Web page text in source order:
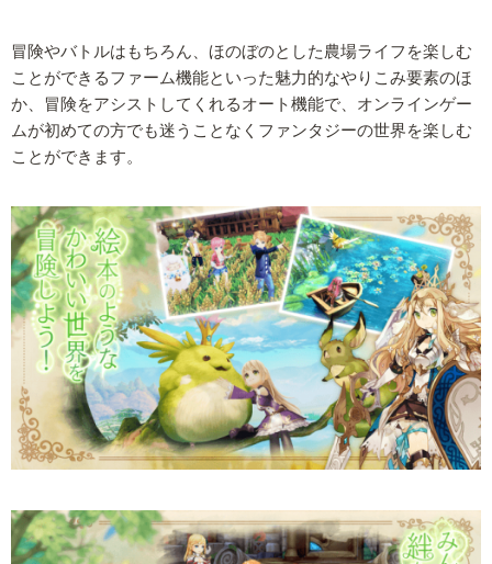
冒険やバトルはもちろん、ほのぼのとした農場ライフを楽しむ
ことができるファーム機能といった魅力的なやりこみ要素のほ
か、冒険をアシストしてくれるオート機能で、オンラインゲー
ムが初めての方でも迷うことなくファンタジーの世界を楽しむ
ことができます。